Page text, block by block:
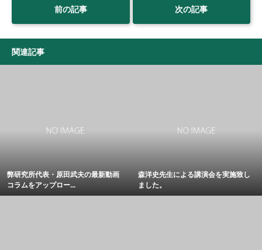
前の記事 次の記事
関連記事
弊研究所代表・原田武夫の最新動画
コラムをアップロー...
森洋史先生による講演会を実施致し
ました。